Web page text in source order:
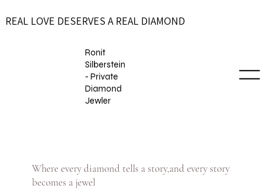
REAL LOVE DESERVES A REAL DIAMOND
Ronit
Silberstein
- Private
Diamond
Jewler
Where every diamond tells a story,and every story
becomes a jewel